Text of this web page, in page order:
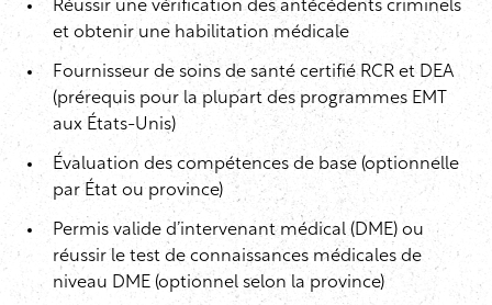
Réussir une vérification des antécédents criminels
et obtenir une habilitation médicale
Fournisseur de soins de santé certifié RCR et DEA
(prérequis pour la plupart des programmes EMT
aux États-Unis)
Évaluation des compétences de base (optionnelle
par État ou province)
Permis valide d’intervenant médical (DME) ou
réussir le test de connaissances médicales de
niveau DME (optionnel selon la province)